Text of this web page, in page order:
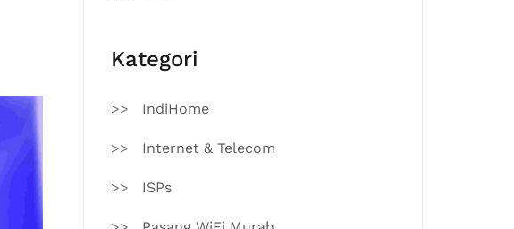
Kategori
IndiHome
Internet & Telecom
ISPs